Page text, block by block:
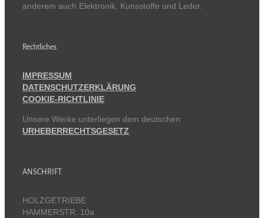
anderem auch Elektronik, Kunsstoffe und Leder.
Rechtliches
IMPRESSUM
DATENSCHUTZERKLÄRUNG
COOKIE-RICHTLINIE
Unsere Werke unterliegen dem deutschen
URHEBERRECHTSGESETZ
ANSCHRIFT
HOLZGETRIEBE
HAMMERSTR. 10a